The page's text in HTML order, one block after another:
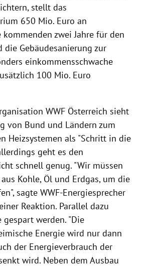
stellt das
650 Mio. Euro an
zwei Jahre für den
die Gebäudesanierung zur
einkommensschwache
100 Mio. Euro
WWF Österreich sieht
von Bund und Ländern zum
Heizsystemen als "Schritt in die
geht es den
schnell genug. "Wir müssen
Kohle, Öl und Erdgas, um die
sagte WWF-Energiesprecher
Reaktion. Parallel dazu
gespart werden. "Die
Energie wird nur dann
der Energieverbrauch der
wird. Neben dem Ausbau